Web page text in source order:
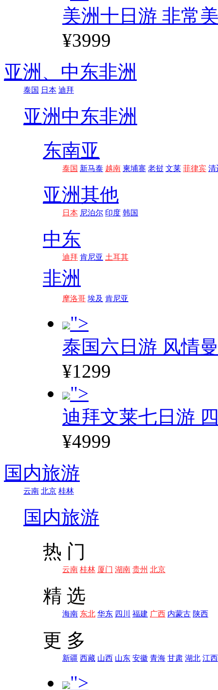
美洲十日游 非常
¥3999
亚洲、 中东非洲
泰国 日本 迪拜
亚洲 中东非洲
东南亚
泰国 新马泰 越南 柬埔寨 老挝 文莱 菲律宾 清
亚洲其他
日本 尼泊尔 印度 韩国
中东
迪拜 肯尼亚 土耳其
非洲
摩洛哥 埃及 肯尼亚
">
泰国六日游 风情
¥1299
">
迪拜文莱七日游
¥4999
国内旅游
云南 北京 桂林
国内旅游
热 门
云南 桂林 厦门 湖南 贵州 北京
精 选
海南 东北 华东 四川 福建 广西 内蒙古 陕西
更 多
新疆 西藏 山西 山东 安徽 青海 甘肃 湖北 江西
">